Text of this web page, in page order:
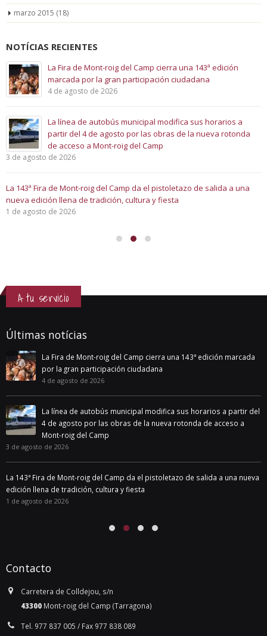
marzo 2015 (18)
NOTÍCIAS RECIENTES
La Fira de Mont-roig del Camp cierra una 143ª edición
marcada por la gran participación ciudadana
4 de agosto de 2026
La línea de autobús municipal modifica sus horarios a
partir del 4 de agosto por las obras de la nueva rotonda
de acceso a Mont-roig del Camp
3 de agosto de 2026
La 143ª Fira de Mont-roig del Camp da el pistoletazo de salida a una
nueva edición llena de tradición, cultura y fiesta
1 de agosto de 2026
A tu servicio
Últimas notícias
La Fira de Mont-roig del Camp cierra una 143ª edición marcada
por la gran participación ciudadana
4 de agosto de 2026
La línea de autobús municipal modifica sus horarios a partir del
4 de agosto por las obras de la nueva rotonda de acceso a
Mont-roig del Camp
3 de agosto de 2026
La 143ª Fira de Mont-roig del Camp da el pistoletazo de salida a una nueva
edición llena de tradición, cultura y fiesta
1 de agosto de 2026
Contacto
Carretera de Colldejou, s/n
43300 Mont-roig del Camp (Tarragona)
Tel. 977 837 005 / Fax 977 838 089